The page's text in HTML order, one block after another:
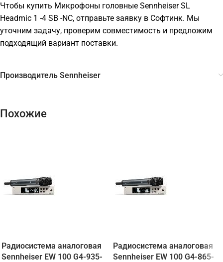
Чтобы купить Микрофоны головные Sennheiser SL
Headmic 1 -4 SB -NC, отправьте заявку в Софтинк. Мы
уточним задачу, проверим совместимость и предложим
подходящий вариант поставки.
Производитель Sennheiser
Похожие
Радиосистема аналоговая
Sennheiser EW 100 G4-935-
Радиосистема аналоговая
Sennheiser EW 100 G4-865-